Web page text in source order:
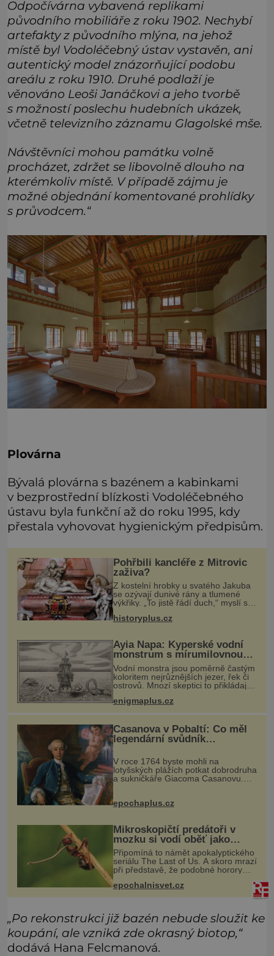
Odpočívárna vybavená replikami
původního mobiliáře z roku 1902. Nechybí
artefakty z původního mlýna, na jehož
místě byl Vodoléčebný ústav vystavěn, ani
autentický model znázorňující podobu
areálu z roku 1910. Druhé podlaží je
věnováno Leoši Janáčkovi a jeho tvorbě
s možností poslechu hudebních ukázek,
včetně televizního záznamu Glagolské mše.
Návštěvníci mohou památku volně
procházet, zdržet se libovolně dlouho na
kterémkoliv místě. V případě zájmu je
možné objednání komentované prohlídky
s průvodcem.“
Plovárna
Bývalá plovárna s bazénem a kabinkami
v bezprostřední blízkosti Vodoléčebného
ústavu byla funkční až do roku 1995, kdy
přestala vyhovovat hygienickým předpisům.
Pohřbili kancléře z Mitrovic
zaživa?
Z kostelní hrobky u svatého Jakuba
se ozývají dunivé rány a tlumené
výkřiky. „To jistě řádí duch,“ myslí si
pověrčiví lidé. Ani za dvě kopy grošů
by se nikdo neodvážil podzemní
historyplus.cz
Ayia Napa: Kyperské vodní
monstrum s mírumilovnou
povahou
Vodní monstra jsou poměrně častým
koloritem nejrůznějších jezer, řek či
ostrovů. Mnozí skeptici to přikládají
přitáhnout k němu pozornost
záhadám nakloněných turi
enigmaplus.cz
Casanova v Pobaltí: Co měl
legendární svůdník
společného se svobodnými
zednáři?
V roce 1764 byste mohli na
lotyšských plážích potkat dobrodruha
a sukničkáře Giacoma Casanovu.
Jeho cesta k Baltskému moři však
pracovní cestou se zištnými úmysly.
epochaplus.cz
Mikroskopičtí predátoři v
mozku si vodí oběť jako
loutku
Připomíná to námět apokalyptického
seriálu The Last of Us. A skoro mrazí
při představě, že podobné horory
probíhají v přírodě běžně – s tím
rozdílem, že nejde pouze o infekce
parazitickou houbou a že
epochalnisvet.cz
„Po rekonstrukci již bazén nebude sloužit ke
koupání, ale vzniká zde okrasný biotop,“
dodává Hana Felcmanová.